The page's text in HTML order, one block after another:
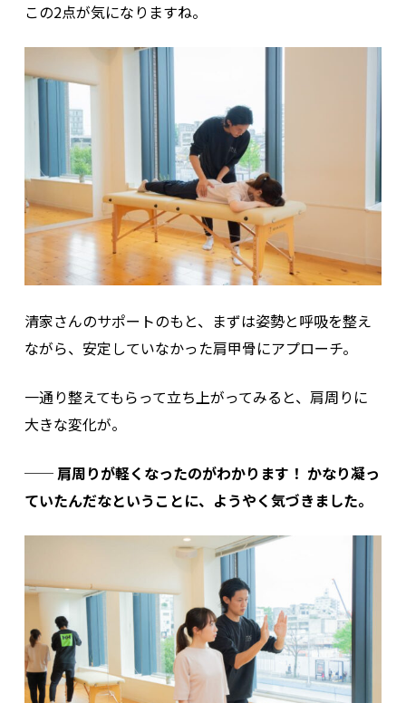
この2点が気になりますね。
清家さんのサポートのもと、まずは姿勢と呼吸を整え
ながら、安定していなかった肩甲骨にアプローチ。
一通り整えてもらって立ち上がってみると、肩周りに
大きな変化が。
── 肩周りが軽くなったのがわかります！ かなり凝っ
ていたんだなということに、ようやく気づきました。